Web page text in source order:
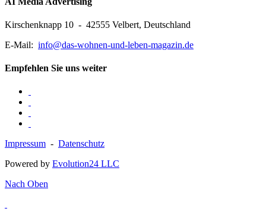
Kirschenknapp 10 - 42555 Velbert, Deutschland
E-Mail: info@das-wohnen-und-leben-magazin.de
Empfehlen Sie uns weiter
Impressum - Datenschutz
Powered by Evolution24 LLC
Nach Oben